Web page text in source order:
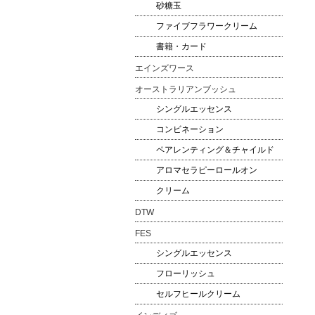
砂糖玉
ファイブフラワークリーム
書籍・カード
エインズワース
オーストラリアンブッシュ
シングルエッセンス
コンビネーション
ペアレンティング＆チャイルド
アロマセラピーロールオン
クリーム
DTW
FES
シングルエッセンス
フローリッシュ
セルフヒールクリーム